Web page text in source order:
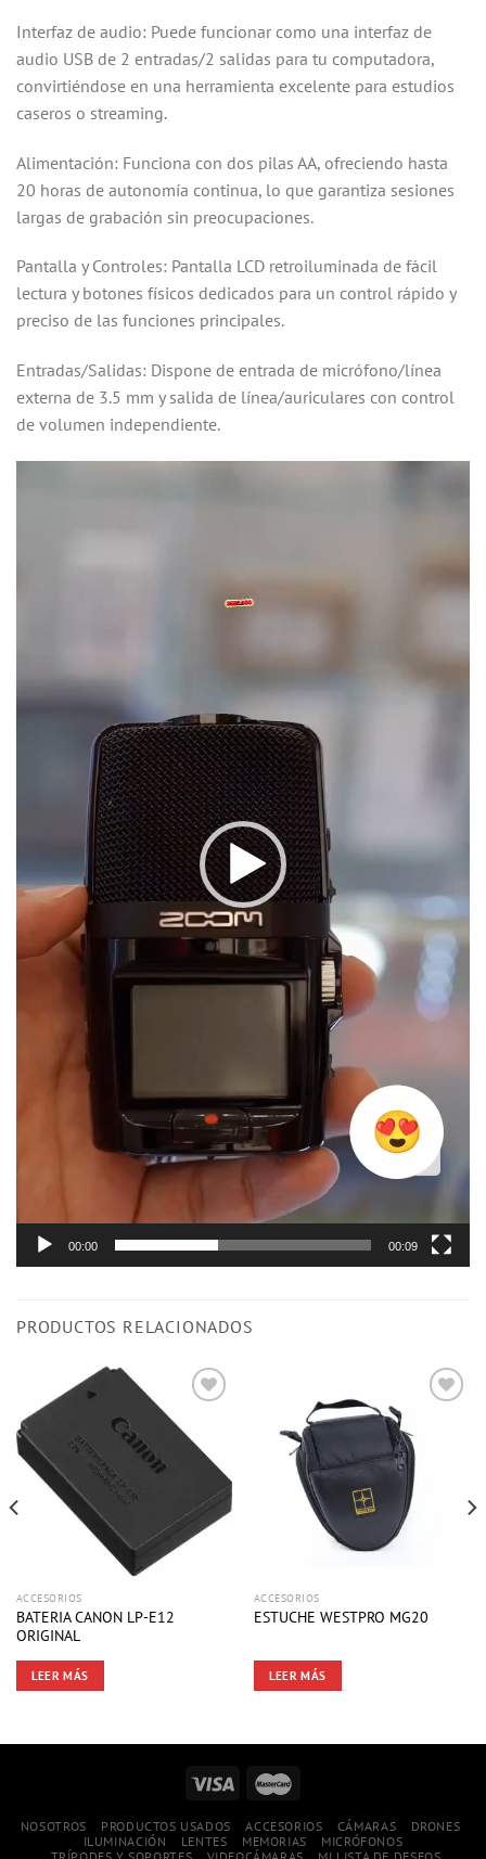
Interfaz de audio: Puede funcionar como una interfaz de
audio USB de 2 entradas/2 salidas para tu computadora,
convirtiéndose en una herramienta excelente para estudios
caseros o streaming.
Alimentación: Funciona con dos pilas AA, ofreciendo hasta
20 horas de autonomía continua, lo que garantiza sesiones
largas de grabación sin preocupaciones.
Pantalla y Controles: Pantalla LCD retroiluminada de fácil
lectura y botones físicos dedicados para un control rápido y
preciso de las funciones principales.
Entradas/Salidas: Dispone de entrada de micrófono/línea
externa de 3.5 mm y salida de línea/auriculares con control
de volumen independiente.
00:00 00:09
PRODUCTOS RELACIONADOS
ACCESORIOS
BATERIA CANON LP-E12
ORIGINAL
LEER MÁS
ACCESORIOS
ESTUCHE WESTPRO MG20
LEER MÁS
NOSOTROS PRODUCTOS USADOS ACCESORIOS CÁMARAS
DRONES
ILUMINACIÓN
LENTES MEMORIAS
MICRÓFONOS